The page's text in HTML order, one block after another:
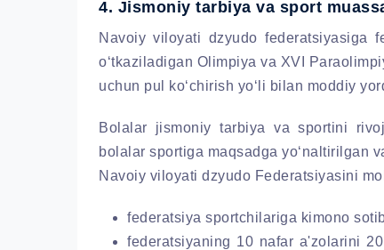
4. Jismoniy tarbiya va sport
Navoiy viloyati dzyudo federatsiyasiga
o‘tkaziladigan Olimpiya va XVI
uchun pul ko‘chirish yo‘li bilan moddiy
Bolalar jismoniy tarbiya va sportini
bolalar sportiga maqsadga yo‘naltirilgan
Navoiy viloyati dzyudo Federatsiyasini
federatsiya sportchilariga kimono
federatsiyaning 10 nafar a'zolarini